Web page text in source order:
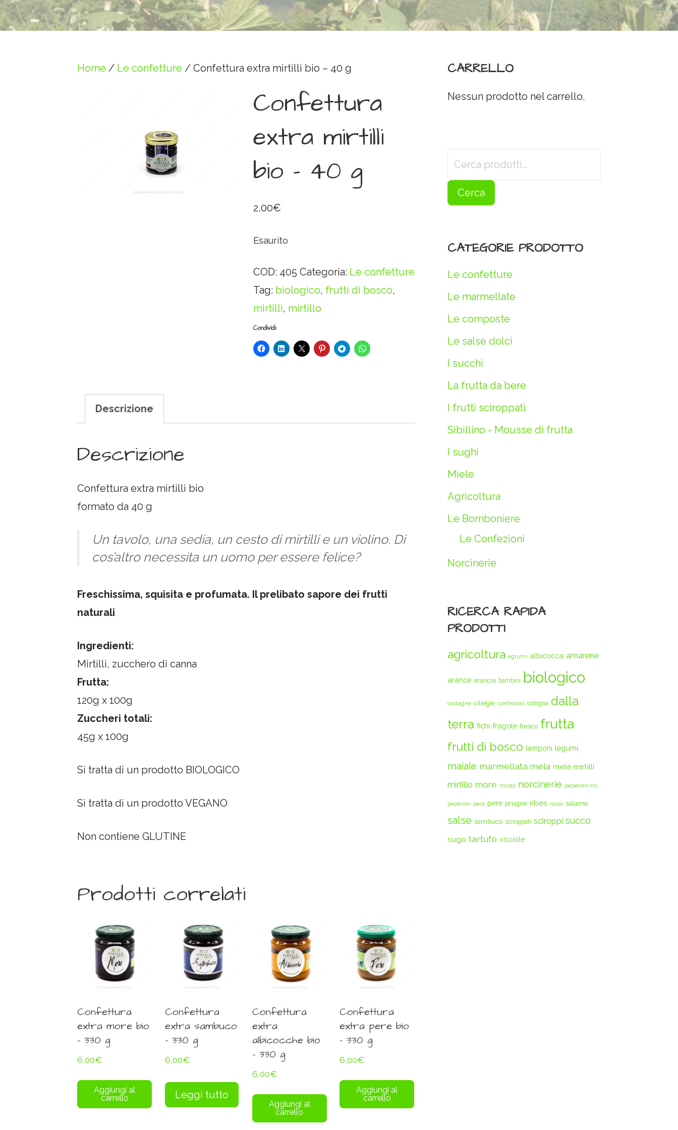
Home / Le confetture / Confettura extra mirtilli bio – 40 g
Confettura
extra mirtilli
bio – 40 g
2,00€
Esaurito
COD: 405 Categoria: Le confetture
Tag: biologico, frutti di bosco,
mirtilli, mirtillo
Condividi:
Descrizione
Descrizione
Confettura extra mirtilli bio
formato da 40 g
Un tavolo, una sedia, un cesto di mirtilli e un violino. Di
cos’altro necessita un uomo per essere felice?
Freschissima, squisita e profumata. Il prelibato sapore dei frutti
naturali
Ingredienti:
Mirtilli, zucchero di canna
Frutta:
120g x 100g
Zuccheri totali:
45g x 100g
Si tratta di un prodotto BIOLOGICO
Si tratta di un prodotto VEGANO
Non contiene GLUTINE
Prodotti correlati
Confettura
extra more bio
– 330 g
6,00€
Aggiungi al
carrello
Confettura
extra sambuco
– 330 g
6,00€
Leggi tutto
Confettura
extra
albicocche bio
– 330 g
6,00€
Aggiungi al
carrello
Confettura
extra pere bio
– 330 g
6,00€
Aggiungi al
carrello
CARRELLO
Nessun prodotto nel carrello.
Cerca:
Cerca
CATEGORIE PRODOTTO
Le confetture
Le marmellate
Le composte
Le salse dolci
I succhi
La frutta da bere
I frutti sciroppati
Sibillino - Mousse di frutta
I sughi
Miele
Agricoltura
Le Bomboniere
Le Confezioni
Norcinerie
RICERCA RAPIDA
PRODOTTI
agricoltura agrumi albicocca amarene
arance arancia bambini biologico
castagne ciliegie confezioni cotogna dalla
terra fichi fragole fresco frutta
frutti di bosco lamponi legumi
maiale marmellata mela miele mirtilli
mirtillo more mosto norcinerie peperoncino
peperoni pera pere prugne ribes rosso salame
salse sambuco sciroppati sciroppi succo
sugo tartufo visciole